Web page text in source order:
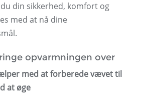
din sikkerhed, komfort og
med at nå dine
opvarmningen over
med at forberede vævet til
at øge